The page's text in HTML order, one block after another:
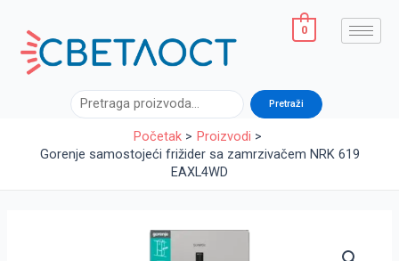
sadržaj
0
Pretraga Pretraži
Početak
Proizvodi
Gorenje samostojeći frižider sa zamrzivačem NRK 619
EAXL4WD